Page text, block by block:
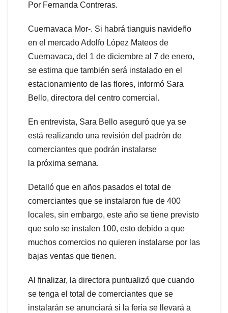
Por Fernanda Contreras.
Cuernavaca Mor-. Si habrá tianguis navideño
en el mercado Adolfo López Mateos de
Cuernavaca, del 1 de diciembre al 7 de enero,
se estima que también será instalado en el
estacionamiento de las flores, informó Sara
Bello, directora del centro comercial.
En entrevista, Sara Bello aseguró que ya se
está realizando una revisión del padrón de
comerciantes que podrán instalarse
la próxima semana.
Detalló que en años pasados el total de
comerciantes que se instalaron fue de 400
locales, sin embargo, este año se tiene previsto
que solo se instalen 100, esto debido a que
muchos comercios no quieren instalarse por las
bajas ventas que tienen.
Al finalizar, la directora puntualizó que cuando
se tenga el total de comerciantes que se
instalarán se anunciará si la feria se llevará a